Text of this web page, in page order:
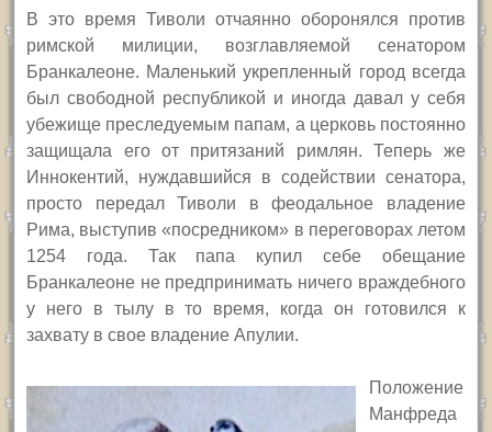
В это время Тиволи отчаянно оборонялся против
римской милиции, возглавляемой сенатором
Бранкалеоне. Маленький укрепленный город всегда
былсвободной республикой и иногда давал у себя
убежище преследуемым папам, а церковь постоянно
защищала его от притязаний римлян. Теперь же
Иннокентий, нуждавшийся в содействии сенатора,
просто передал Тиволи в феодальное владение
Рима, выступив «посредником» в переговорах летом
1254 года. Так папа купил себе обещание
Бранкалеоне не предпринимать ничего враждебного
у него в тылу в то время, когда он готовился к
захвату в свое владение Апулии.
Положение
Манфреда